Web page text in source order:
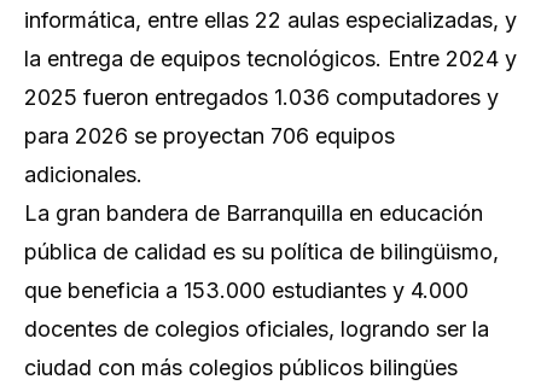
informática, entre ellas 22 aulas especializadas, y
la entrega de equipos tecnológicos. Entre 2024 y
2025 fueron entregados 1.036 computadores y
para 2026 se proyectan 706 equipos
adicionales.
La gran bandera de Barranquilla en educación
pública de calidad es su política de bilingüismo,
que beneficia a 153.000 estudiantes y 4.000
docentes de colegios oficiales, logrando ser la
ciudad con más colegios públicos bilingües